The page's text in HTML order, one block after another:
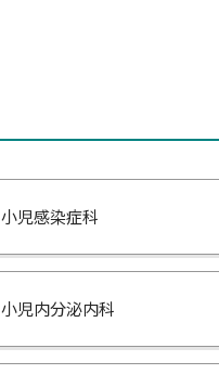
小児感染症科
小児内分泌内科